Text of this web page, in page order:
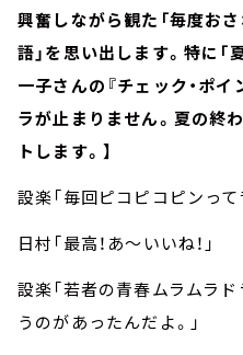
興奮しながら観た「毎度おさ
語」を思い出します。特に「
一子さんの『チェック・ポ
ラが止まりません。夏の終
トします。】
設楽「毎回ピコピコピンって
日村「最高！あ～いいね！」
設楽「若者の青春ムラムラ
うのがあったんだよ。」